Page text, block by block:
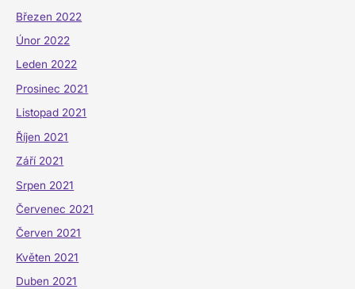
Březen 2022
Únor 2022
Leden 2022
Prosinec 2021
Listopad 2021
Říjen 2021
Září 2021
Srpen 2021
Červenec 2021
Červen 2021
Květen 2021
Duben 2021